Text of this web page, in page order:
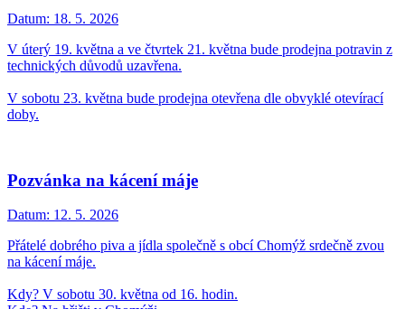
Datum: 18. 5. 2026
V úterý 19. května a ve čtvrtek 21. května bude prodejna potravin z
technických důvodů uzavřena.
V sobotu 23. května bude prodejna otevřena dle obvyklé otevírací
doby.
Pozvánka na kácení máje
Datum: 12. 5. 2026
Přátelé dobrého piva a jídla společně s obcí Chomýž srdečně zvou
na kácení máje.
Kdy? V sobotu 30. května od 16. hodin.